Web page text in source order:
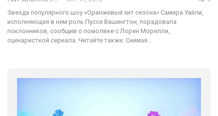
Звезда популярного шоу «Оранжевый хит сезона» Самира Уайли,
исполняющая в нем роль Пуссе Вашингтон, порадовала
поклонников, сообщив о помолвке с Лорен Морелли,
сценаристкой сериала. Читайте также: Снимая…